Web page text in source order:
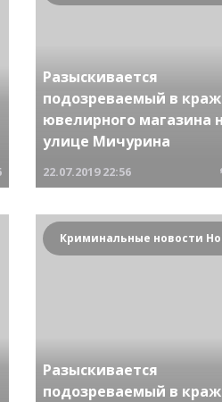
Разыскивается
подозреваемый в
ювелирного магазина
улице Мичурина
22.07.2019 22:56
Разыскивается
подозреваемый в